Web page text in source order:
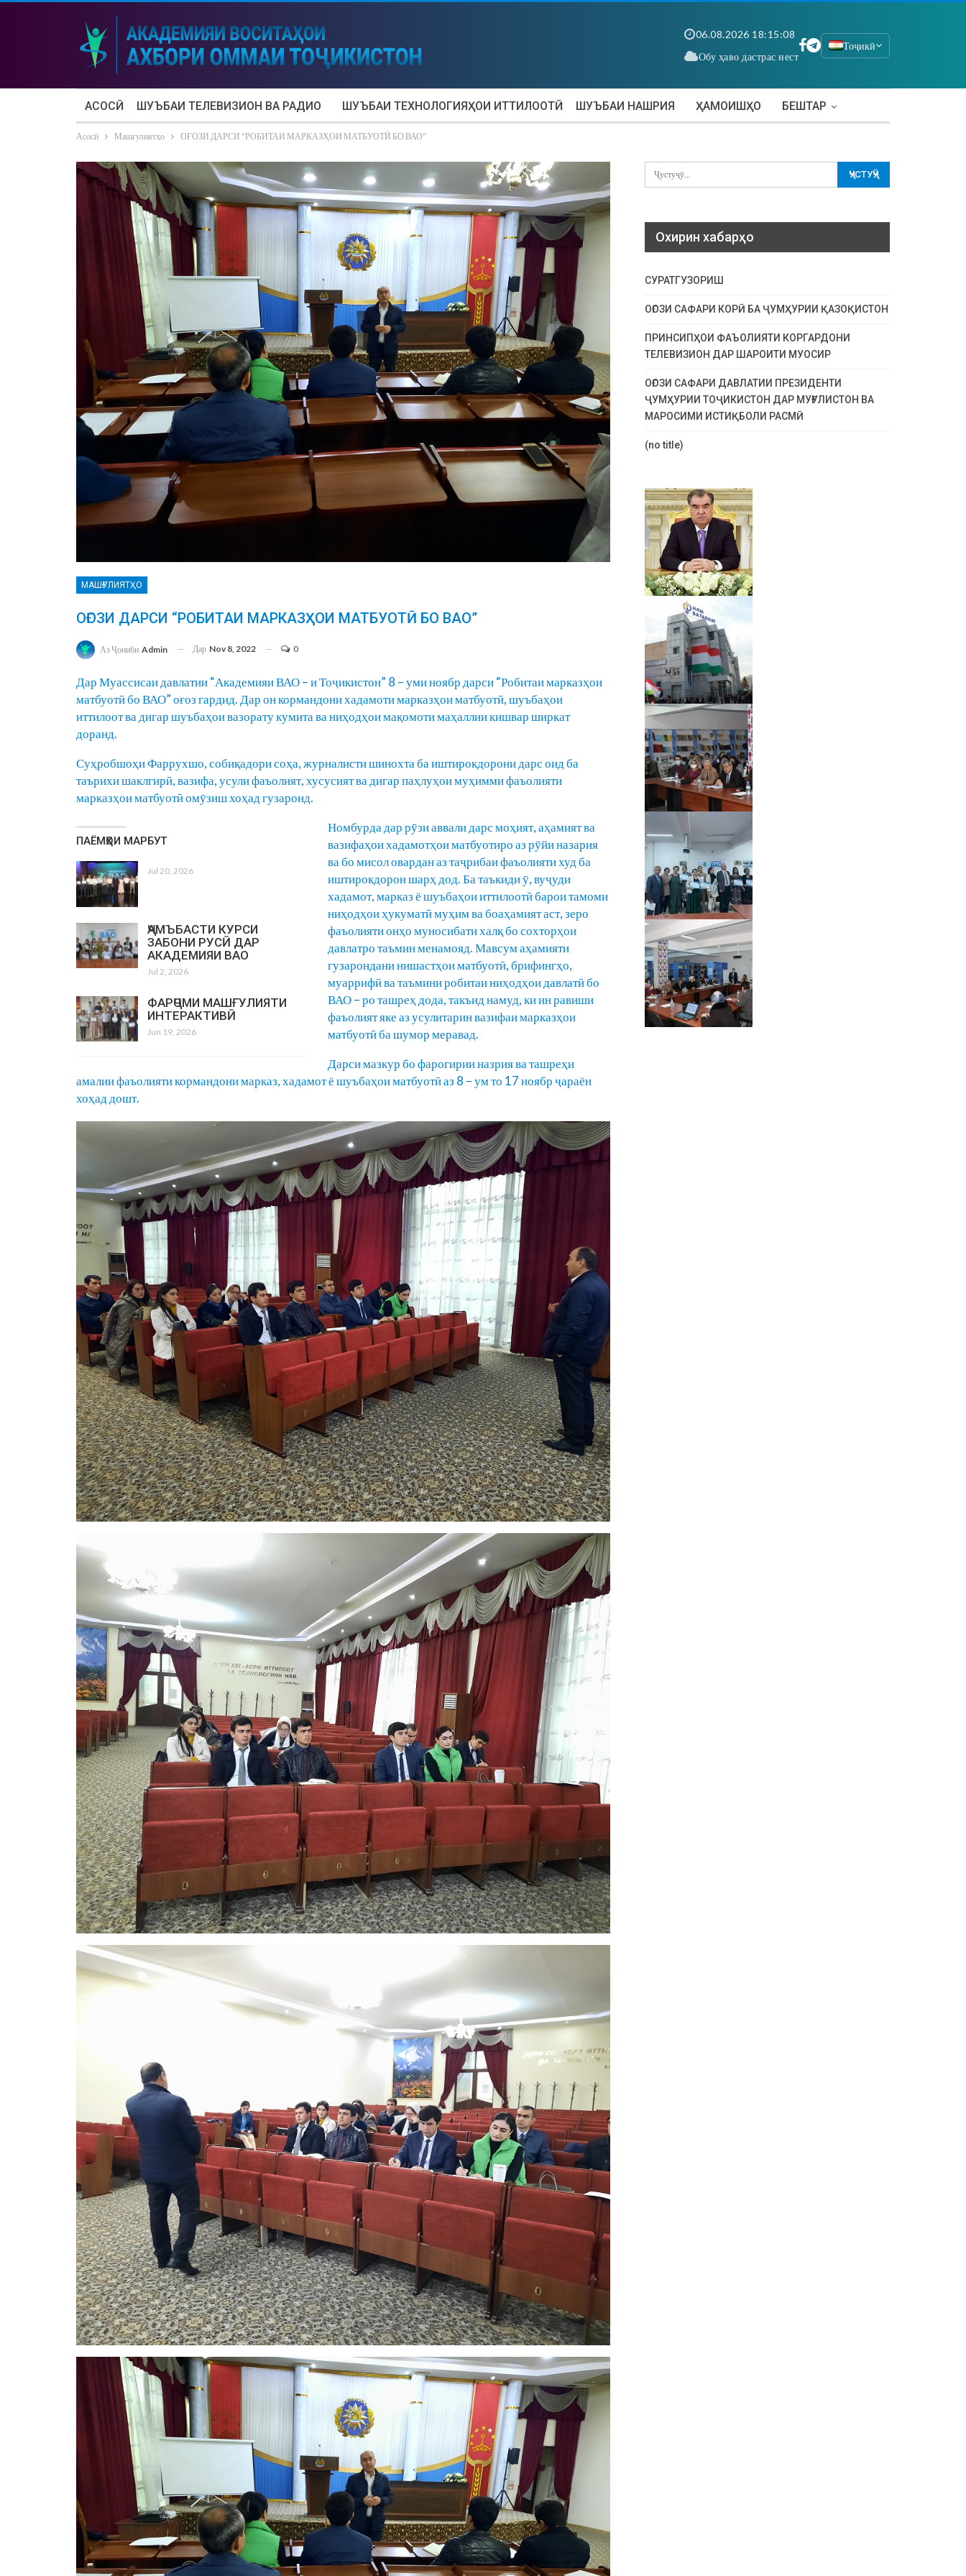
06.08.2026 18:15:10
Обу ҳаво дастрас нест
Тоҷикӣ
АСОСӢ ШУЪБАИ ТЕЛЕВИЗИОН ВА РАДИО ШУЪБАИ ТЕХНОЛОГИЯҲОИ ИТТИЛООТӢ ШУЪБАИ НАШРИЯ ҲАМОИШҲО БЕШТАР
Асосӣ Машғулиятҳо ОҒОЗИ ДАРСИ “РОБИТАИ МАРКАЗҲОИ МАТБУОТӢ БО ВАО”
МАШҒУЛИЯТҲО
ОҒОЗИ ДАРСИ “РОБИТАИ МАРКАЗҲОИ МАТБУОТӢ БО ВАО”
Аз Ҷониби Admin Дар Nov 8, 2022 0
Дар Муассисаи давлатии “Академияи ВАО – и Тоҷикистон” 8 – уми ноябр дарси “Робитаи марказҳои
матбуотӣ бо ВАО” оғоз гардид. Дар он кормандони хадамоти марказҳои матбуотӣ, шуъбаҳои
иттилоот ва дигар шуъбаҳои вазорату кумита ва ниҳодҳои мақомоти маҳаллии кишвар ширкат
доранд.
Суҳробшоҳи Фаррухшо, собиқадори соҳа, журналисти шинохта ба иштирокдорони дарс оид ба
таърихи шаклгирӣ, вазифа, усули фаъолият, хусусият ва дигар паҳлуҳои муҳимми фаъолияти
марказҳои матбуотӣ омӯзиш хоҳад гузаронд.
ПАЁМҲОИ МАРБУТ
Jul 20, 2026
ҶАМЪБАСТИ КУРСИ
ЗАБОНИ РУСӢ ДАР
АКАДЕМИЯИ ВАО
Jul 2, 2026
ФАРҶОМИ МАШҒУЛИЯТИ
ИНТЕРАКТИВӢ
Jun 19, 2026
Номбурда дар рӯзи аввали дарс моҳият, аҳамият ва
вазифаҳои хадамотҳои матбуотиро аз рӯйи назария
ва бо мисол овардан аз таҷрибаи фаъолияти худ ба
иштирокдорон шарҳ дод. Ба таъкиди ӯ, вуҷуди
хадамот, марказ ё шуъбаҳои иттилоотӣ барои тамоми
ниҳодҳои ҳукуматӣ муҳим ва боаҳамият аст, зеро
фаъолияти онҳо муносибати халқ бо сохторҳои
давлатро таъмин менамояд. Мавсум аҳамияти
гузарондани нишастҳои матбуотӣ, брифингҳо,
муаррифӣ ва таъмини робитаи ниҳодҳои давлатӣ бо
ВАО – ро ташреҳ дода, такъид намуд, ки ин равиши
фаъолият яке аз усулитарин вазифаи марказҳои
матбуотӣ ба шумор меравад.
Дарси мазкур бо фарогирии назрия ва ташреҳи
амалии фаъолияти кормандони марказ, хадамот ё шуъбаҳои матбуотӣ аз 8 – ум то 17 ноябр ҷараён
хоҳад дошт.
Охирин хабарҳо
СУРАТГУЗОРИШ
ОҒОЗИ САФАРИ КОРӢ БА ҶУМҲУРИИ ҚАЗОҚИСТОН
ПРИНСИПҲОИ ФАЪОЛИЯТИ КОРГАРДОНИ
ТЕЛЕВИЗИОН ДАР ШАРОИТИ МУОСИР
ОҒОЗИ САФАРИ ДАВЛАТИИ ПРЕЗИДЕНТИ
ҶУМҲУРИИ ТОҶИКИСТОН ДАР МУҒУЛИСТОН ВА
МАРОСИМИ ИСТИҚБОЛИ РАСМӢ
(no title)